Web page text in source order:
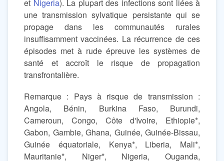
et Nigeria). La plupart des infections sont liées à
une transmission sylvatique persistante qui se
propage dans les communautés rurales
insuffisamment vaccinées. La récurrence de ces
épisodes met à rude épreuve les systèmes de
santé et accroît le risque de propagation
transfrontalière.
Remarque : Pays à risque de transmission :
Angola, Bénin, Burkina Faso, Burundi,
Cameroun, Congo, Côte d'Ivoire, Ethiopie*,
Gabon, Gambie, Ghana, Guinée, Guinée-Bissau,
Guinée équatoriale, Kenya*, Liberia, Mali*,
Mauritanie*, Niger*, Nigeria, Ouganda,